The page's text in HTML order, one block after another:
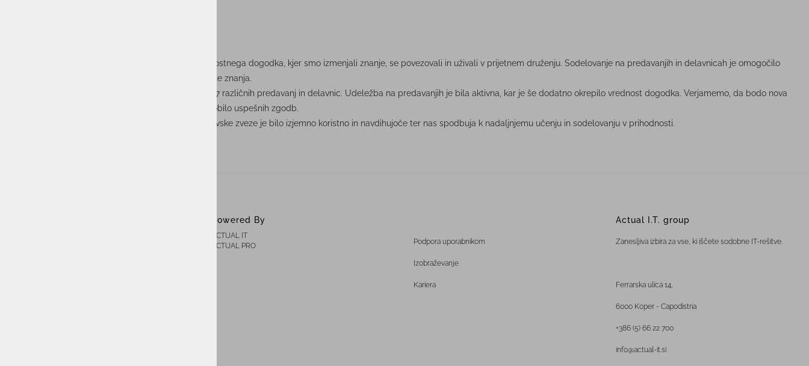
Na Jesenskem stičišču smo bili del odličnega skupnostnega dogodka, kjer smo izmenjali znanje, se povezovali in uživali v prijetnem druženju. Sodelovanje na predavanjih in delavnicah je omogočilo
bogate diskusije, ki so prispevale k dvigu ravni predaje znanja.
Dogodek je združil 21 HR strokovnjakov, ki so izvedli 17 različnih predavanj in delavnic. Udeležba na predavanjih je bila aktivna, kar je še dodatno okrepilo vrednost dogodka. Verjamemo, da bodo nova
poznanstva, stkana na Jesenskem stičišču, prinesla obilo uspešnih zgodb.
Sodelovanje na Jesenskem stičišču Slovenske Kadrovske zveze je bilo izjemno koristno in navdihujoče ter nas spodbuja k nadaljnjemu učenju in sodelovanju v prihodnosti.
Powered By
ACTUAL IT
ACTUAL PRO
Podpora uporabnikom
Izobraževanje
Kariera
Actual I.T. group
Zanesljiva izbira za vse, ki iščete sodobne IT-rešitve.
Ferrarska ulica 14,
6000 Koper - Capodistria
+386 (5) 66 22 700
info@actual-it.si